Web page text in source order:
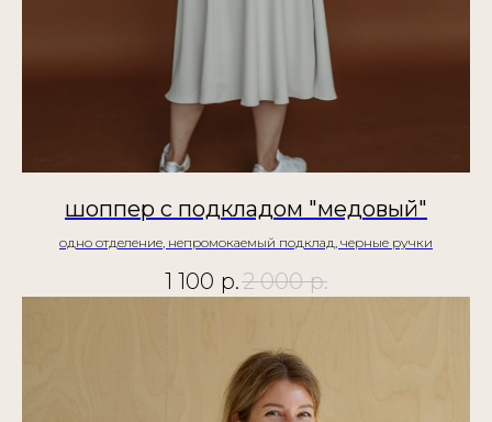
шоппер с подкладом "медовый"
одно отделение, непромокаемый подклад, черные ручки
1 100 р.2 000 р.